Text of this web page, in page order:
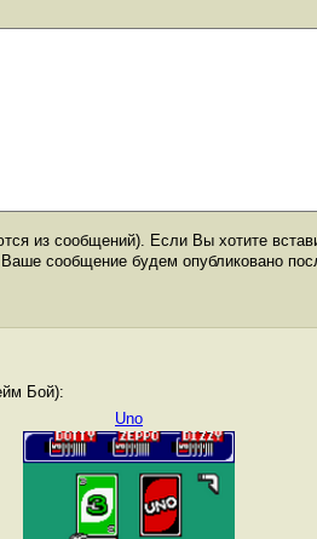
из сообщений). Если Вы хотите
сообщение будем опубликовано
Бой):
Uno